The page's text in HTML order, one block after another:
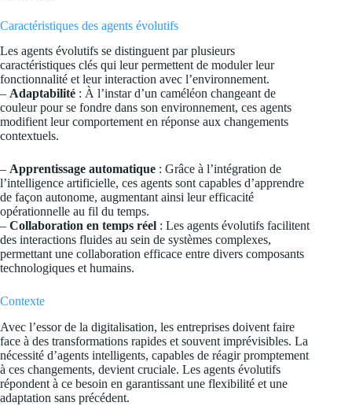
Caractéristiques des agents évolutifs
Les agents évolutifs se distinguent par plusieurs
caractéristiques clés qui leur permettent de moduler leur
fonctionnalité et leur interaction avec l’environnement.
– Adaptabilité : À l’instar d’un caméléon changeant de
couleur pour se fondre dans son environnement, ces agents
modifient leur comportement en réponse aux changements
contextuels.
– Apprentissage automatique : Grâce à l’intégration de
l’intelligence artificielle, ces agents sont capables d’apprendre
de façon autonome, augmentant ainsi leur efficacité
opérationnelle au fil du temps.
– Collaboration en temps réel : Les agents évolutifs facilitent
des interactions fluides au sein de systèmes complexes,
permettant une collaboration efficace entre divers composants
technologiques et humains.
Contexte
Avec l’essor de la digitalisation, les entreprises doivent faire
face à des transformations rapides et souvent imprévisibles. La
nécessité d’agents intelligents, capables de réagir promptement
à ces changements, devient cruciale. Les agents évolutifs
répondent à ce besoin en garantissant une flexibilité et une
adaptation sans précédent.